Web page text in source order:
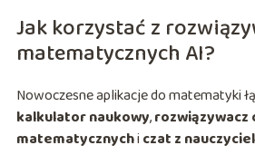
Jak korzystać z
matematycznych AI?
Nowoczesne aplikacje do matematyki
kalkulator naukowy,rozwiązywacz
matematycznychi czat z